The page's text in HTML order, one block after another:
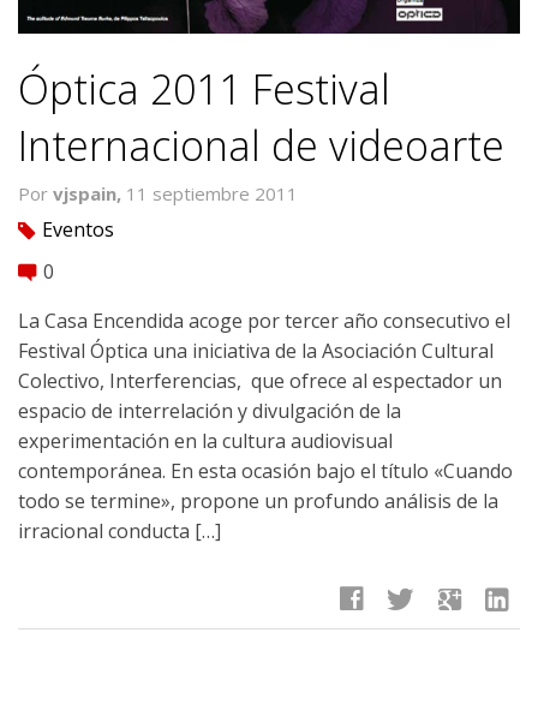
Óptica 2011 Festival
Internacional de videoarte
Por vjspain, 11 septiembre 2011
tag Eventos
comment 0
La Casa Encendida acoge por tercer año consecutivo el
Festival Óptica una iniciativa de la Asociación Cultural
Colectivo, Interferencias, que ofrece al espectador un
espacio de interrelación y divulgación de la
experimentación en la cultura audiovisual
contemporánea. En esta ocasión bajo el tí­tulo «Cuando
todo se termine», propone un profundo análisis de la
irracional conducta […]
facebook twitter google linkedin